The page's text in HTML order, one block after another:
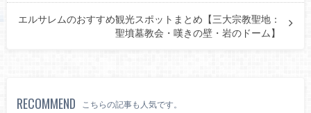
エルサレムのおすすめ観光スポットまとめ【三大宗教聖地：
聖墳墓教会・嘆きの壁・岩のドーム】
RECOMMEND こちらの記事も人気です。